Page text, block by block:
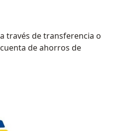
través de transferencia o
de ahorros de